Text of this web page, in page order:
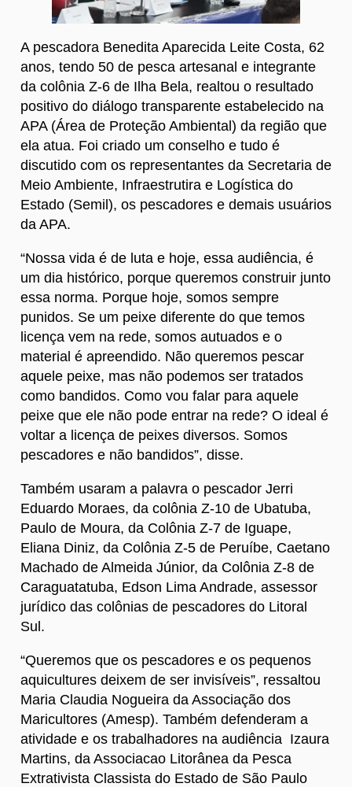
A pescadora Benedita Aparecida Leite Costa, 62
anos, tendo 50 de pesca artesanal e integrante
da colônia Z-6 de Ilha Bela, realtou o resultado
positivo do diálogo transparente estabelecido na
APA (Área de Proteção Ambiental) da região que
ela atua. Foi criado um conselho e tudo é
discutido com os representantes da Secretaria de
Meio Ambiente, Infraestrutira e Logística do
Estado (Semil), os pescadores e demais usuários
da APA.
“Nossa vida é de luta e hoje, essa audiência, é
um dia histórico, porque queremos construir junto
essa norma. Porque hoje, somos sempre
punidos. Se um peixe diferente do que temos
licença vem na rede, somos autuados e o
material é apreendido. Não queremos pescar
aquele peixe, mas não podemos ser tratados
como bandidos. Como vou falar para aquele
peixe que ele não pode entrar na rede? O ideal é
voltar a licença de peixes diversos. Somos
pescadores e não bandidos”, disse.
Também usaram a palavra o pescador Jerri
Eduardo Moraes, da colônia Z-10 de Ubatuba,
Paulo de Moura, da Colônia Z-7 de Iguape,
Eliana Diniz, da Colônia Z-5 de Peruíbe, Caetano
Machado de Almeida Júnior, da Colônia Z-8 de
Caraguatatuba, Edson Lima Andrade, assessor
jurídico das colônias de pescadores do Litoral
Sul.
“Queremos que os pescadores e os pequenos
aquicultures deixem de ser invisíveis”, ressaltou
Maria Claudia Nogueira da Associação dos
Maricultores (Amesp). Também defenderam a
atividade e os trabalhadores na audiência Izaura
Martins, da Associacao Litorânea da Pesca
Extrativista Classista do Estado de São Paulo